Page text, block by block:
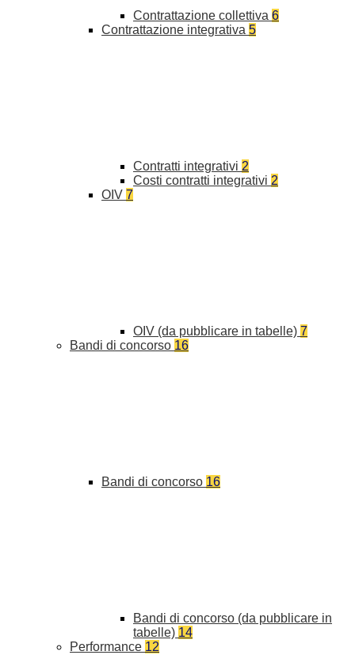
Contrattazione collettiva 6
Contrattazione integrativa 5
Contratti integrativi 2
Costi contratti integrativi 2
OIV 7
OIV (da pubblicare in tabelle) 7
Bandi di concorso 16
Bandi di concorso 16
Bandi di concorso (da pubblicare in
tabelle) 14
Performance 12